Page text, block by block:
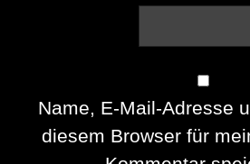
Name, E-Mail-Adresse
diesem Browser für